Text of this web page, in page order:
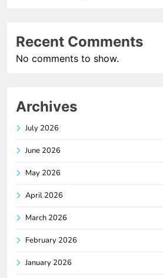
Recent Comments
No comments to show.
Archives
July 2026
June 2026
May 2026
April 2026
March 2026
February 2026
January 2026